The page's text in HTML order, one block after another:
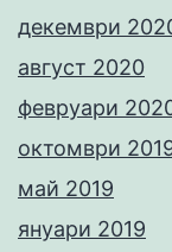
декември
август 2020
февруари
октомври
май 2019
януари 2019